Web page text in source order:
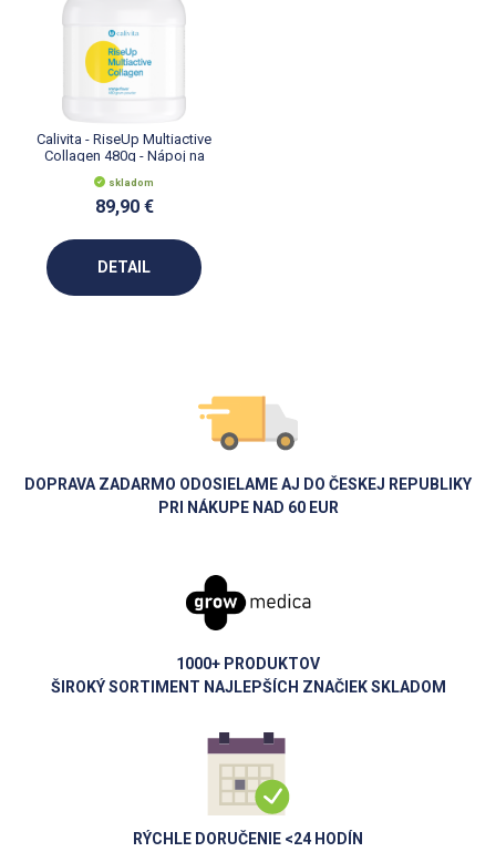
Calivita - RiseUp Multiactive
Collagen 480g - Nápoj na
ochranu kĺbov
skladom
89,90 €
DETAIL
DOPRAVA ZADARMO ODOSIELAME AJ DO ČESKEJ REPUBLIKY
PRI NÁKUPE NAD 60 EUR
1000+ PRODUKTOV
ŠIROKÝ SORTIMENT NAJLEPŠÍCH ZNAČIEK SKLADOM
RÝCHLE DORUČENIE <24 HODÍN